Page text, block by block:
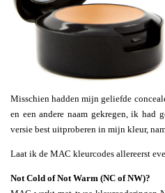
Misschien hadden mijn geliefde
en een andere naam gekregen, ik had
versie best uitproberen in mijn kleur,
Laat ik de MAC kleurcodes allereerst
Not Cold of Not Warm (NC of NW)?